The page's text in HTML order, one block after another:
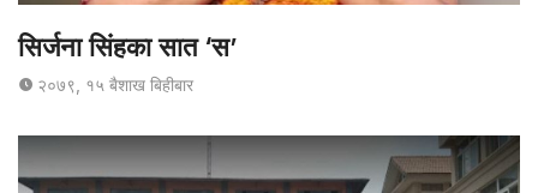
सिर्जना सिंहका सात ‘स’
२०७९, १५ बैशाख बिहीबार